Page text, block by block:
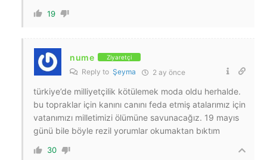
19
nume Ziyaretçi
Reply to Şeyma 2 ay önce
türkiye’de milliyetçilik kötülemek moda oldu herhalde.
bu topraklar için kanını canını feda etmiş atalarımız için
vatanımızı milletimizi ölümüne savunacağız. 19 mayıs
günü bile böyle rezil yorumlar okumaktan bıktım
30